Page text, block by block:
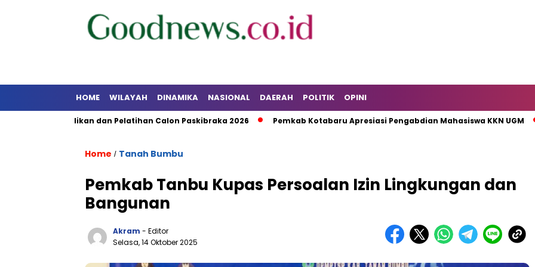
HOME WILAYAH DINAMIKA NASIONAL DAERAH POLITIK OPINI
Pendidikan dan Pelatihan Calon Paskibraka 2026 Pemkab Kotabaru Apresiasi Pengabdian Mahasiswa KKN UGM KPK
Home / Tanah Bumbu
Pemkab Tanbu Kupas Persoalan Izin Lingkungan dan
Bangunan
Akram - Editor
Selasa, 14 Oktober 2025